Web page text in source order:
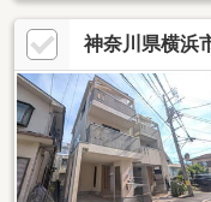
学校やスーパーが徒歩10
立地です！ご興味ござい
せ」欄に必要事項記入の
り、ご希望に合わせて資
きます。その他お住まい
ねなくご相談ください。
神奈川県横浜